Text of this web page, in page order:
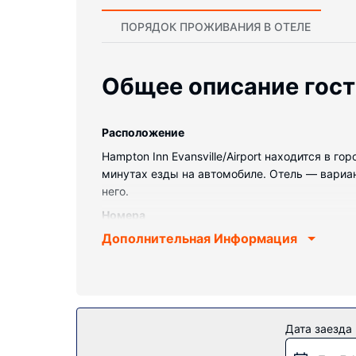
ПОРЯДОК ПРОЖИВАНИЯ В ОТЕЛЕ
Общее описание
Pасположение
Hampton Inn Evansville/Airport находится в
минутах езды на автомобиле. Отель —
него.
Номера
Почувствуйте себя как дома в одном из 120
Воспользуйтесь разнообразными
дополнительные услуги и удобства:
Дополнительная Информация
Дата заезда